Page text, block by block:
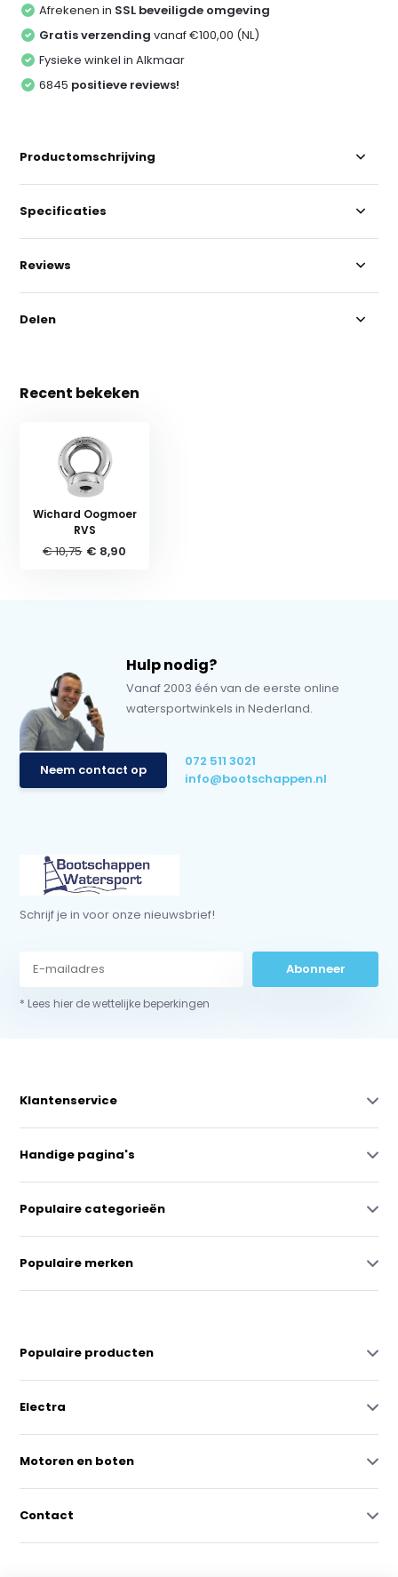
Afrekenen in SSL beveiligde omgeving
Gratis verzending vanaf €100,00 (NL)
Fysieke winkel in Alkmaar
6845 positieve reviews!
Productomschrijving
Specificaties
Reviews
Delen
Recent bekeken
Wichard Oogmoer
RVS
€ 10,75 € 8,90
Hulp nodig?
Vanaf 2003 één van de eerste online
watersportwinkels in Nederland.
Neem contact op
072 511 3021
info@bootschappen.nl
Schrijf je in voor onze nieuwsbrief!
Abonneer
* Lees hier de wettelijke beperkingen
Klantenservice
Handige pagina's
Populaire categorieën
Populaire merken
Populaire producten
Electra
Motoren en boten
Contact